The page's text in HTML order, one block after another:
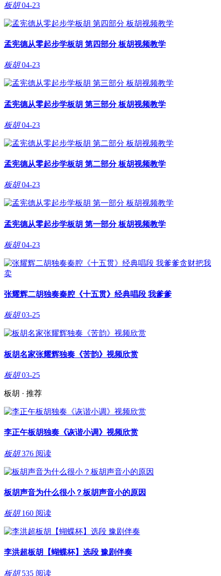
板胡 04-23
孟宪德从零起步学板胡 第四部分 板胡视频教学
板胡 04-23
孟宪德从零起步学板胡 第三部分 板胡视频教学
板胡 04-23
孟宪德从零起步学板胡 第二部分 板胡视频教学
板胡 04-23
孟宪德从零起步学板胡 第一部分 板胡视频教学
板胡 04-23
张耀辉二胡独奏秦腔《十五贯》经典唱段 我爹爹
板胡 03-25
板胡名家张耀辉独奏《苦韵》视频欣赏
板胡 03-25
板胡 · 推荐
李正午板胡独奏《诙谐小调》视频欣赏
板胡 376 阅读
板胡声音为什么很小？板胡声音小的原因
板胡 160 阅读
李洪超板胡【蝴蝶杯】选段 豫剧伴奏
板胡 535 阅读